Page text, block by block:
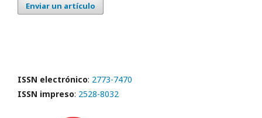
Enviar un artículo
ISSN electrónico: 2773-7470
ISSN impreso: 2528-8032